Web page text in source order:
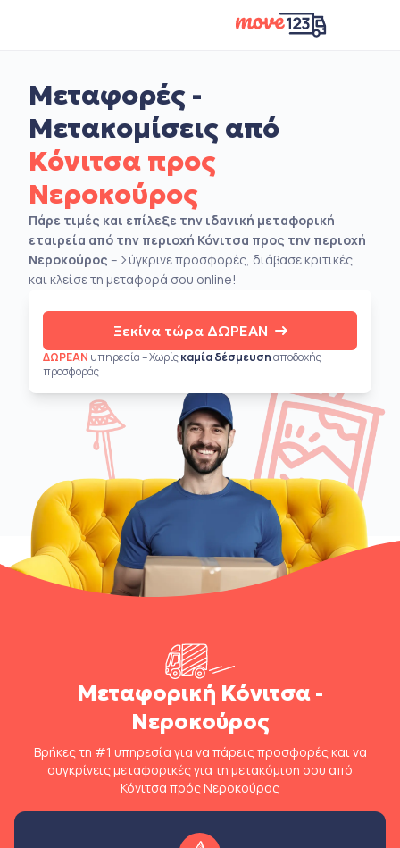
Μεταφορές -
Μετακομίσεις από
Κόνιτσα προς
Νεροκούρος
Πάρε τιμές και επίλεξε την ιδανική μεταφορική
εταιρεία από την περιοχή Κόνιτσα προς την περιοχή
Νεροκούρος – Σύγκρινε προσφορές, διάβασε κριτικές
και κλείσε τη μεταφορά σου online!
Ξεκίνα τώρα ΔΩΡΕΑΝ
ΔΩΡΕΑΝ υπηρεσία – Χωρίςκαμία δέσμευσηαποδοχής
προσφοράς
Μεταφορική Κόνιτσα -
Νεροκούρος
Βρήκες τη #1 υπηρεσία για να πάρεις προσφορές και να
συγκρίνεις μεταφορικές για τη μετακόμιση σου από
Κόνιτσα πρός Νεροκούρος